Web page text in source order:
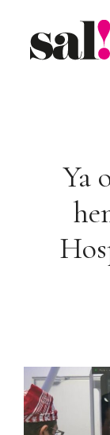
contenido
Ya